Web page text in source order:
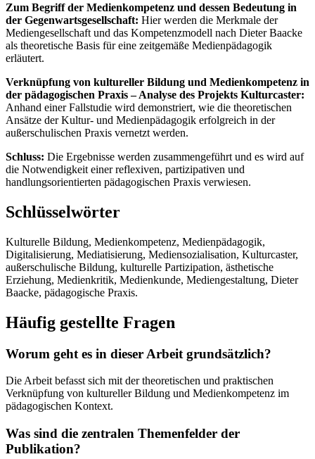
Zum Begriff der Medienkompetenz und dessen Bedeutung in
der Gegenwartsgesellschaft: Hier werden die Merkmale der
Mediengesellschaft und das Kompetenzmodell nach Dieter Baacke
als theoretische Basis für eine zeitgemäße Medienpädagogik
erläutert.
Verknüpfung von kultureller Bildung und Medienkompetenz in
der pädagogischen Praxis – Analyse des Projekts Kulturcaster:
Anhand einer Fallstudie wird demonstriert, wie die theoretischen
Ansätze der Kultur- und Medienpädagogik erfolgreich in der
außerschulischen Praxis vernetzt werden.
Schluss: Die Ergebnisse werden zusammengeführt und es wird auf
die Notwendigkeit einer reflexiven, partizipativen und
handlungsorientierten pädagogischen Praxis verwiesen.
Schlüsselwörter
Kulturelle Bildung, Medienkompetenz, Medienpädagogik,
Digitalisierung, Mediatisierung, Mediensozialisation, Kulturcaster,
außerschulische Bildung, kulturelle Partizipation, ästhetische
Erziehung, Medienkritik, Medienkunde, Mediengestaltung, Dieter
Baacke, pädagogische Praxis.
Häufig gestellte Fragen
Worum geht es in dieser Arbeit grundsätzlich?
Die Arbeit befasst sich mit der theoretischen und praktischen
Verknüpfung von kultureller Bildung und Medienkompetenz im
pädagogischen Kontext.
Was sind die zentralen Themenfelder der
Publikation?